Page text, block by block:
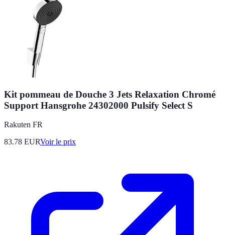
Kit pommeau de Douche 3 Jets Relaxation Chromé
Support Hansgrohe 24302000 Pulsify Select S
Rakuten FR
83.78 EURVoir le prix